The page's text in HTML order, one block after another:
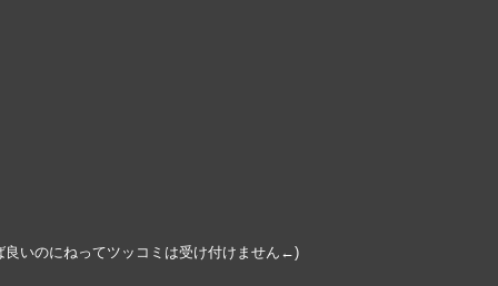
良いのにねってツッコミは受け付けません←)